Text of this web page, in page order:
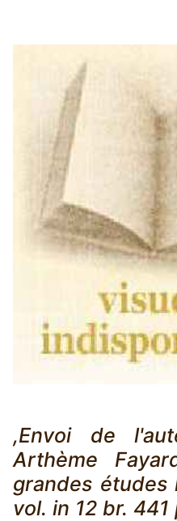
,Envoi de
Arthème
grandes études
vol. in 12 br. 441